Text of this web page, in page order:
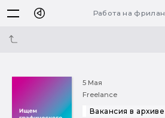
Работа на
5 Мая
Freelance
Вакансия в архиве